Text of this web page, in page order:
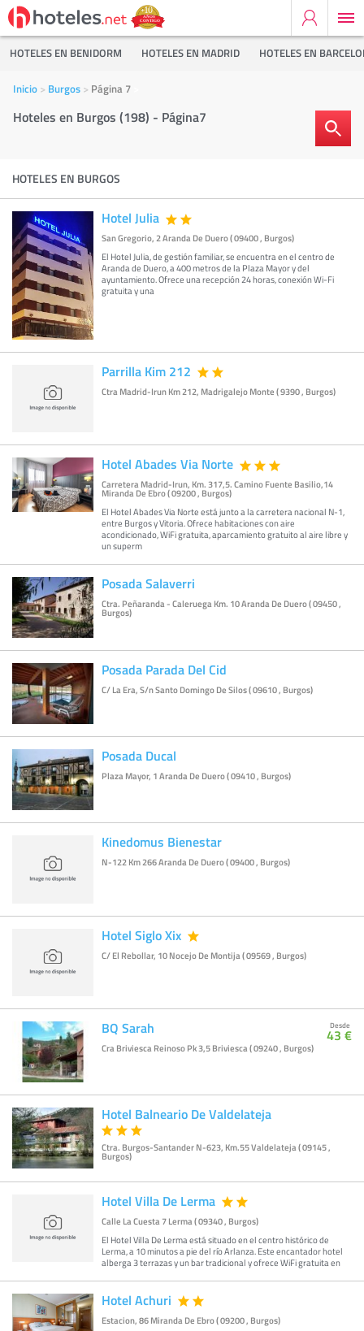
HOTELES EN BENIDORM HOTELES EN MADRID HOTELES EN
Inicio Burgos Página 7
Hoteles en Burgos (198) - Página7
HOTELES EN BURGOS
Hotel Julia
San Gregorio, 2 Aranda De Duero ( 09400 , Burgos)
El Hotel Julia, de gestión familiar, se encuentra en el centro de
Aranda de Duero, a 400 metros de la Plaza Mayor y del
ayuntamiento. Ofrece una recepción 24 horas, conexión Wi-Fi
gratuita y una
Parrilla Kim 212
Ctra Madrid-Irun Km 212, Madrigalejo Monte ( 9390 , Burgos)
Hotel Abades Via Norte
Carretera Madrid-Irun, Km. 317,5. Camino Fuente Basilio,14
Miranda De Ebro ( 09200 , Burgos)
El Hotel Abades Via Norte está junto a la carretera nacional N-1,
entre Burgos y Vitoria. Ofrece habitaciones con aire
acondicionado, WiFi gratuita, aparcamiento gratuito al aire libre y
un superm
Posada Salaverri
Ctra. Peñaranda - Caleruega Km. 10 Aranda De Duero ( 09450 ,
Burgos)
Posada Parada Del Cid
C/ La Era, S/n Santo Domingo De Silos ( 09610 , Burgos)
Posada Ducal
Plaza Mayor, 1 Aranda De Duero ( 09410 , Burgos)
Kinedomus Bienestar
N-122 Km 266 Aranda De Duero ( 09400 , Burgos)
Hotel Siglo Xix
C/ El Rebollar, 10 Nocejo De Montija ( 09569 , Burgos)
BQ Sarah
Cra Briviesca Reinoso Pk 3,5 Briviesca ( 09240 , Burgos)
Desde
43 €
Hotel Balneario De Valdelateja
Ctra. Burgos-Santander N-623, Km.55 Valdelateja ( 09145 ,
Burgos)
Hotel Villa De Lerma
Calle La Cuesta 7 Lerma ( 09340 , Burgos)
El Hotel Villa De Lerma está situado en el centro histórico de
Lerma, a 10 minutos a pie del río Arlanza. Este encantador hotel
alberga 3 terrazas y un bar tradicional y ofrece WiFi gratuita en
Hotel Achuri
Estacion, 86 Miranda De Ebro ( 09200 , Burgos)